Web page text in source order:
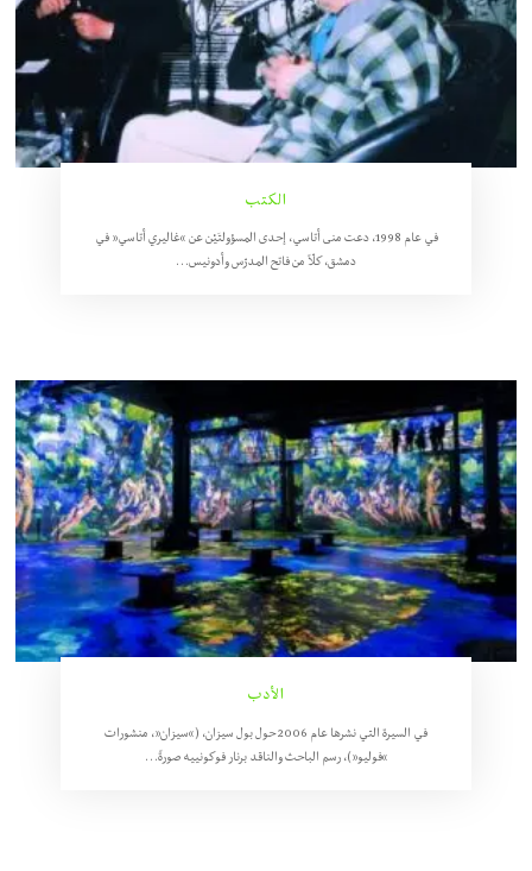
الكتب
في عام 1998، دعت منى أتاسي، إحدى المسؤولتَيْن عن “غاليري أتاسي” في
دمشق، كلّاً من فاتح المدرّس وأدونيس…
الأدب
في السيرة التي نشرها عام 2006 حول بول سيزان، (“سيزان”، منشورات
“فوليو”)، رسم الباحث والناقد برنار فوكونييه صورةً…